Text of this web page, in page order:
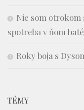
Nie som
spotreba v ňom
Roky boja s
TÉMY